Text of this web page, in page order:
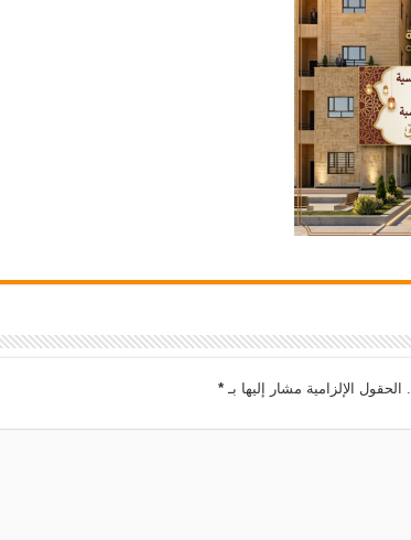
الحقول الإلزامية مشار إليها بـ*